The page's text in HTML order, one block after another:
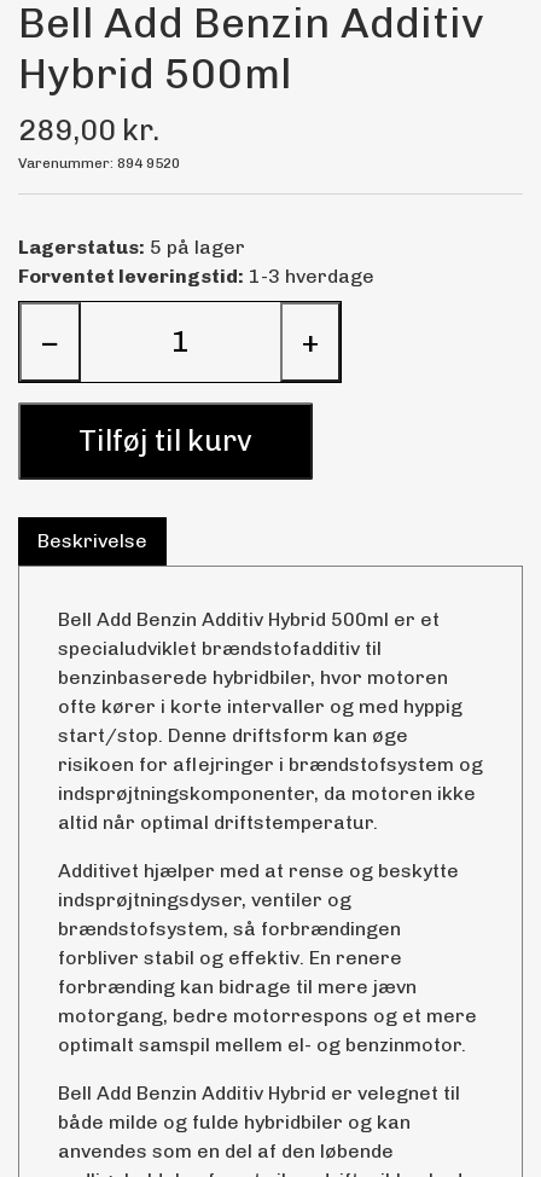
Dæk & Fælge
Bell Add Benzin Additiv
Hybrid 500ml
289,00 kr.
Varenummer: 894 9520
Lagerstatus: 5 på lager
Forventet leveringstid: 1-3 hverdage
− +
Tilføj til kurv
Beskrivelse
Bell Add Benzin Additiv Hybrid 500ml er et
specialudviklet brændstofadditiv til
benzinbaserede hybridbiler, hvor motoren
ofte kører i korte intervaller og med hyppig
start/stop. Denne driftsform kan øge
risikoen for aflejringer i brændstofsystem og
indsprøjtningskomponenter, da motoren ikke
altid når optimal driftstemperatur.
Additivet hjælper med at rense og beskytte
indsprøjtningsdyser, ventiler og
brændstofsystem, så forbrændingen
forbliver stabil og effektiv. En renere
forbrænding kan bidrage til mere jævn
motorgang, bedre motorrespons og et mere
optimalt samspil mellem el- og benzinmotor.
Bell Add Benzin Additiv Hybrid er velegnet til
både milde og fulde hybridbiler og kan
anvendes som en del af den løbende